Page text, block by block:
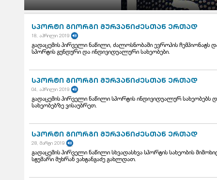
სპორტი გიორგი მურვანიძესთან ერთად
18, აპრილი 2019
გადაცემის პირველი ნაწილი, ძალოსნობაში ევროპის ჩემპიონატს
სპორტის გუნდური და ინდივიდუალური სახეობები.
სპორტი გიორგი მურვანიძესთან ერთად
04, აპრილი 2019
გადაცემის პირველი ნაწილი სპორტის ინდივიდუალურ სახეობებს
სახეობებზე ვისაუბრეთ.
სპორტი გიორგი მურვანიძესთან ერთად
28, მარტი 2019
გადაცემის პირველი ნაწილი სხვადასხვა სპორტის სახეობის
სტუმარი მუხრან ვახტანგაძე გახლდათ.